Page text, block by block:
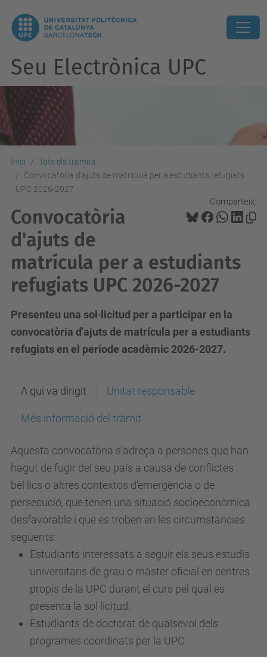
Seu Electrònica UPC
Inici
Tots els tràmits
Convocatòria d'ajuts de matrícula per a estudiants refugiats
UPC 2026-2027
Comparteix:
Convocatòria
d'ajuts de
matrícula per a estudiants
refugiats UPC 2026-2027
Presenteu una sol·licitud per a participar en la
convocatòria d'ajuts de matrícula per a estudiants
refugiats en el període acadèmic 2026-2027.
A qui va dirigit Unitat responsable
Més informació del tràmit
Aquesta convocatòria s’adreça a persones que han
hagut de fugir del seu país a causa de conflictes
bèl·lics o altres contextos d’emergència o de
persecució, que tenen una situació socioeconòmica
desfavorable i que es troben en les circumstàncies
següents:
Estudiants interessats a seguir els seus estudis
universitaris de grau o màster oficial en centres
propis de la UPC durant el curs pel qual es
presenta la sol·licitud
Estudiants de doctorat de qualsevol dels
programes coordinats per la UPC.